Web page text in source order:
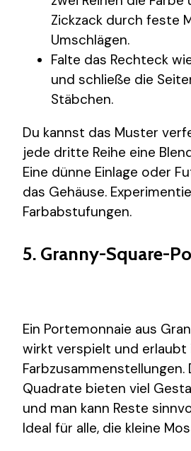
Zickzack durch feste
Umschlägen.
Falte das Rechteck
und schließe die
Stäbchen.
Du kannst das Muster
jede dritte Reihe eine
Eine dünne Einlage oder
das Gehäuse.
Farbabstufungen.
5. Granny-Square-
Ein Portemonnaie aus
wirkt verspielt und erlaubt
Farbzusammenstellungen.
Quadrate bieten viel
und man kann Reste
Ideal für alle, die kleine